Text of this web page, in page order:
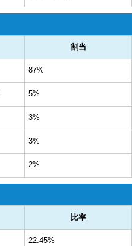
割当
87%
5%
3%
3%
2%
比率
22.45%